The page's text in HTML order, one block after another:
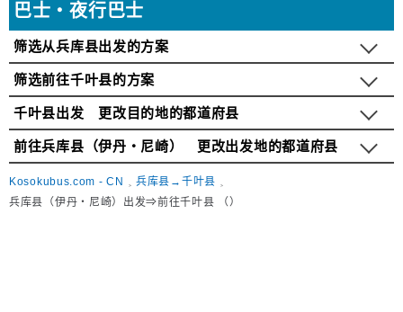
巴士・夜行巴士
筛选从兵库县出发的方案
筛选前往千叶县的方案
千叶县出发 更改目的地的都道府县
前往兵库县（伊丹・尼崎） 更改出发地的都道府县
Kosokubus.com - CN
兵库县→千叶县
兵库县（伊丹・尼崎）出发⇒前往千叶县 （）